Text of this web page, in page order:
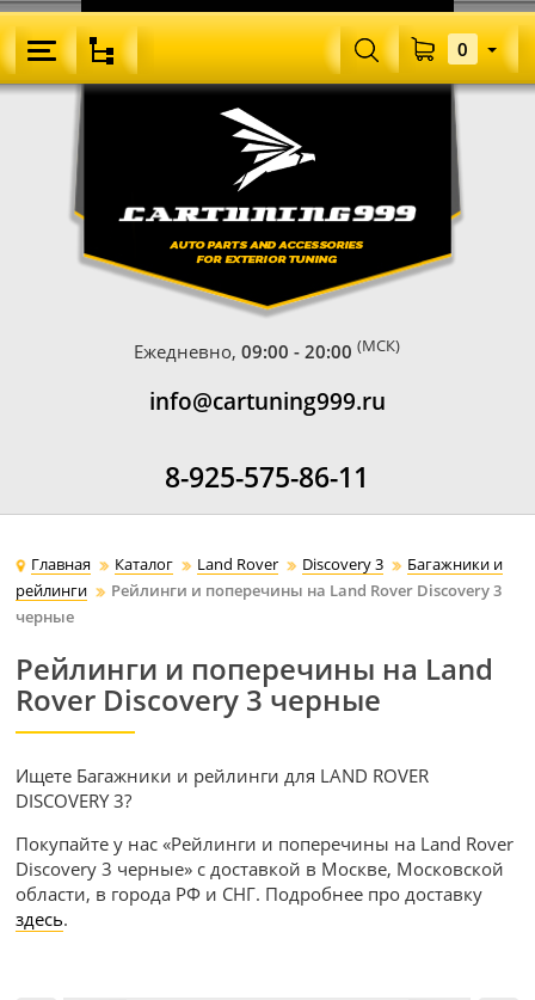
Ежедневно,09:00 - 20:00 (МСК)
info@cartuning999.ru
8-925-575-86-11
0
Главная Каталог Land Rover Discovery 3
Багажники и
рейлинги
Рейлинги и поперечины на Land Rover Discovery 3
черные
Рейлинги и поперечины на Land
Rover Discovery 3 черные
Ищете Багажники и рейлинги для LAND ROVER
DISCOVERY 3?
Покупайте у нас «Рейлинги и поперечины на Land Rover
Discovery 3 черные» с доставкой в Москве, Московской
области, в города РФ и СНГ. Подробнее про доставку
здесь.